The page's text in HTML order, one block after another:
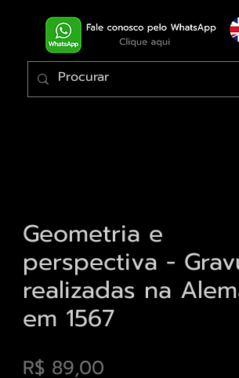
Geometria e
perspectiva -
realizadas na
em 1567
R$ 89,00